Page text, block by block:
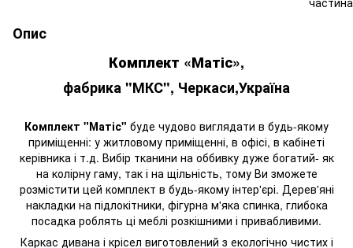
Опис
Комплект «Матіс»,
фабрика "МКС", Черкаси,Україна
Комплект "Матіс" буде чудово виглядати в будь-якому
приміщенні: у житловому приміщенні, в офісі, в кабінеті
керівника і т.д. Вибір тканини на оббивку дуже богатий- як
на колірну гаму, так і на щільність, тому Ви зможете
розмістити цей комплект в будь-якому інтер'єрі. Дерев'яні
накладки на підлокітники, фігурна м'яка спинка, глибока
посадка роблять ці меблі розкішними і привабливими.
Каркас дивана і крісел виготовлений з екологічно чистих і